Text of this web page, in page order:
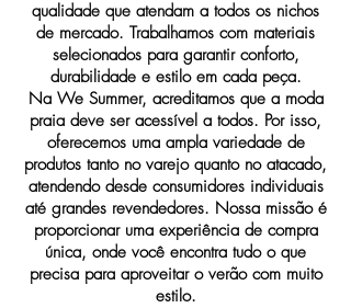
qualidade que atendam a todos os nichos
de mercado. Trabalhamos com materiais
selecionados para garantir conforto,
durabilidade e estilo em cada peça.
Na We Summer, acreditamos que a moda
praia deve ser acessível a todos. Por isso,
oferecemos uma ampla variedade de
produtos tanto no varejo quanto no atacado,
atendendo desde consumidores individuais
até grandes revendedores. Nossa missão é
proporcionar uma experiência de compra
única, onde você encontra tudo o que
precisa para aproveitar o verão com muito
estilo.